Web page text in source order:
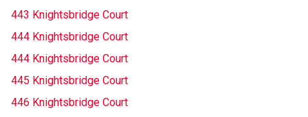
443 Knightsbridge Court
444 Knightsbridge Court
444 Knightsbridge Court
445 Knightsbridge Court
446 Knightsbridge Court